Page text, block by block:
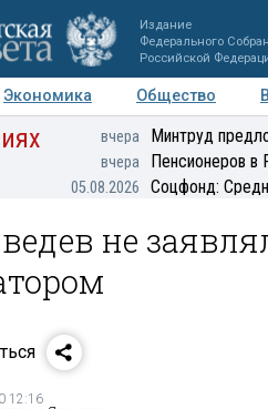
Издание
Федерального
Российской
Экономика Общество
Мнения Регионы
вчера Минтруд
вчера Пенсионеров в
05.08.2026 Соцфонд:
не
12:16